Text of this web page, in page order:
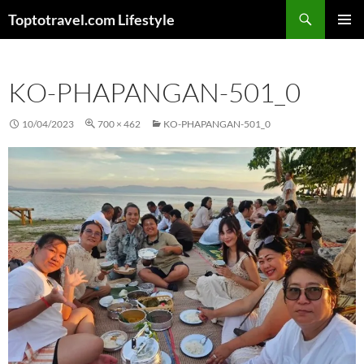
Toptotravel.com Lifestyle
KO-PHAPANGAN-501_0
10/04/2023 700 × 462 KO-PHAPANGAN-501_0